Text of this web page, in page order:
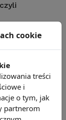
cookie
treści
i
o tym, jak
partnerom